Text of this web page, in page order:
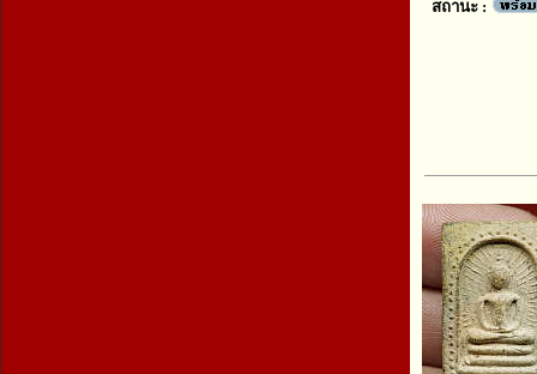
สถานะ :